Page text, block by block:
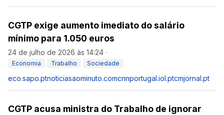
CGTP exige aumento imediato do salário
mínimo para 1.050 euros
24 de julho de 2026 às 14:24 ·
Economia Trabalho Sociedade
eco.sapo.ptnoticiasaominuto.comcnnportugal.iol.ptcmjornal.pt
CGTP acusa ministra do Trabalho de ignorar